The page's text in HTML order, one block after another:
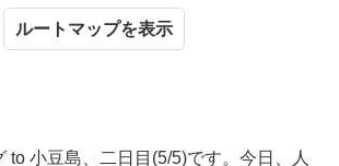
ルートマップ
to 小豆島、二日目(5/5)です。今日、人